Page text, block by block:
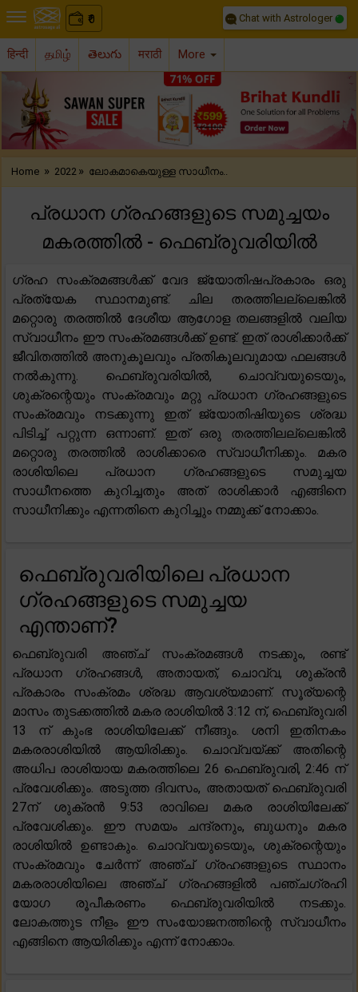
₹
0 Chat with Astrologer
हिन्दी தமிழ் తెలుగు मराठी More
Previous
Home » 2022 » ലോകമാകെയുള്ള സാധീനം..
പ്രധാന ഗ്രഹങ്ങളുടെ സമുച്ചയം
മകരത്തിൽ - ഫെബ്രുവരിയിൽ
ഗ്രഹ സംക്രമങ്ങൾക്ക് വേദ ജ്യോതിഷപ്രകാരം ഒരു
പ്രത്യേക സ്ഥാനമുണ്ട്. ചില തരത്തിലല്ലെങ്കിൽ
മറ്റൊരു തരത്തിൽ ദേശീയ ആഗോള തലങ്ങളിൽ വലിയ
സ്വാധീനം ഈ സംക്രമങ്ങൾക്ക് ഉണ്ട്. ഇത് രാശിക്കാർക്ക്
ജീവിതത്തിൽ അനുകൂലവും പ്രതികൂലവുമായ ഫലങ്ങൾ
നൽകുന്നു. ഫെബ്രുവരിയിൽ, ചൊവ്വയുടെയും,
ശുക്രന്റെയും സംക്രമവും മറ്റു പ്രധാന ഗ്രഹങ്ങളുടെ
സംക്രമവും നടക്കുന്നു ഇത് ജ്യോതിഷിയുടെ ശ്രദ്ധ
പിടിച്ച് പറ്റുന്ന ഒന്നാണ്. ഇത് ഒരു തരത്തിലല്ലെങ്കിൽ
മറ്റൊരു തരത്തിൽ രാശിക്കാരെ സ്വാധീനിക്കും. മകര
രാശിയിലെ പ്രധാന ഗ്രഹങ്ങളുടെ സമുച്ചയ
സാധീനത്തെ കുറിച്ചതും അത് രാശിക്കാർ എങ്ങിനെ
സാധീനിക്കും എന്നതിനെ കുറിച്ചും നമ്മുക്ക് നോക്കാം.
ഫെബ്രുവരിയിലെ പ്രധാന
ഗ്രഹങ്ങളുടെ സമുച്ചയ
എന്താണ്?
ഫെബ്രുവരി അഞ്ച് സംക്രമങ്ങൾ നടക്കും, രണ്ട്
പ്രധാന ഗ്രഹങ്ങൾ, അതായത്, ചൊവ്വ, ശുക്രൻ
പ്രകാരം സംക്രമം ശ്രദ്ധ ആവശ്യമാണ്. സൂര്യന്റെ
മാസം തുടക്കത്തിൽ മകര രാശിയിൽ 3:12 ന്, ഫെബ്രുവരി
13 ന് കുംഭ രാശിയിലേക്ക് നീങ്ങും. ശനി ഇതിനകം
മകരരാശിയിൽ ആയിരിക്കും. ചൊവ്വയ്ക്ക് അതിന്റെ
അധിപ രാശിയായ മകരത്തിലെ 26 ഫെബ്രുവരി, 2:46 ന്
പ്രവേശിക്കും. അടുത്ത ദിവസം, അതായത് ഫെബ്രുവരി
27ന് ശുക്രൻ 9:53 രാവിലെ മകര രാശിയിലേക്ക്
പ്രവേശിക്കും. ഈ സമയം ചന്ദ്രനും, ബുധനും മകര
രാശിയിൽ ഉണ്ടാകും. ചൊവ്വയുടെയും, ശുക്രന്റെയും
സംക്രമവും ചേർന്ന് അഞ്ച് ഗ്രഹങ്ങളുടെ സ്ഥാനം
മകരരാശിയിലെ അഞ്ച് ഗ്രഹങ്ങളിൽ പഞ്ചഗ്രഹി
യോഗ രൂപീകരണം ഫെബ്രുവരിയിൽ നടക്കും.
ലോകത്തുട നീളം ഈ സംയോജനത്തിന്റെ സ്വാധീനം
എങ്ങിനെ ആയിരിക്കും എന്ന് നോക്കാം.